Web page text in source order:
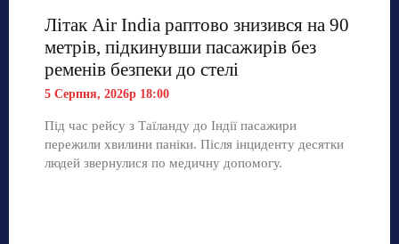
Літак Air India раптово знизився на 90
метрів, підкинувши пасажирів без
ременів безпеки до стелі
5 Серпня, 2026р 18:00
Під час рейсу з Таїланду до Індії пасажири
пережили хвилини паніки. Після інциденту десятки
людей звернулися по медичну допомогу.